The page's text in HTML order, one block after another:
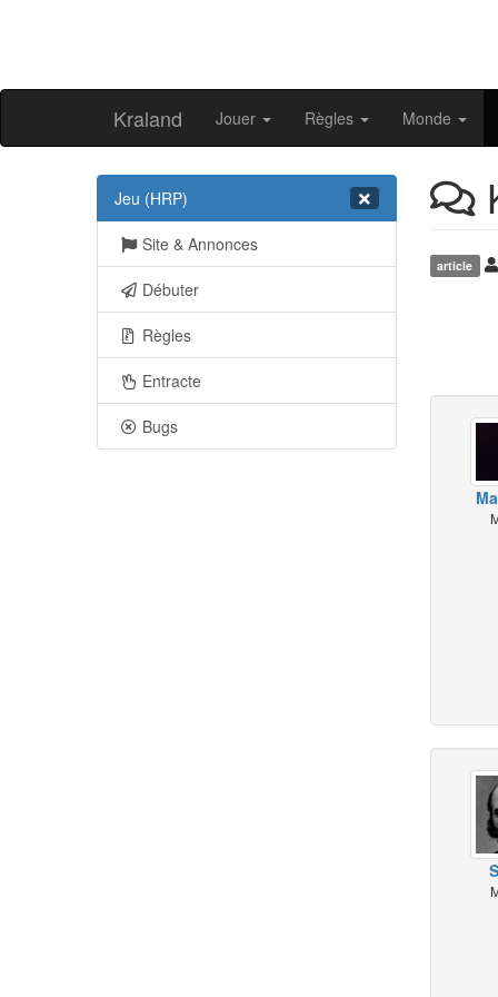
Kraland Jouer Règles Monde
Jeu (HRP)
Site & Annonces
Débuter
Règles
Entracte
Bugs
article